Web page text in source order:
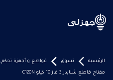
الرئيسيه تسوق قواطع و أجهزة تحكم,
مفتاح قاطع شنايدر 3 فاز 10 كيلو C120N